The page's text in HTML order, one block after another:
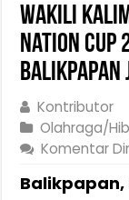
Wakili
Nation Cup
Balikpapan
Kontributor
Olahraga/
Komentar